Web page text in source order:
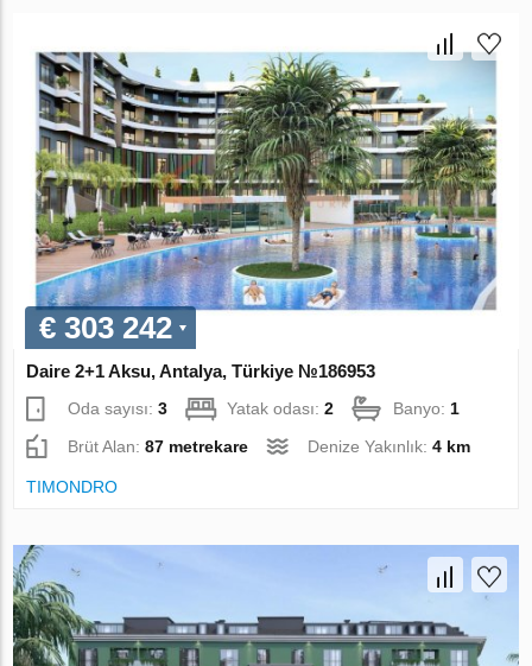
€ 303 242
Daire 2+1 Aksu, Antalya, Türkiye №186953
Oda sayısı:3 Yatak odası:2 Banyo:1
Brüt Alan:87 metrekare Denize Yakınlık:4 km
TIMONDRO